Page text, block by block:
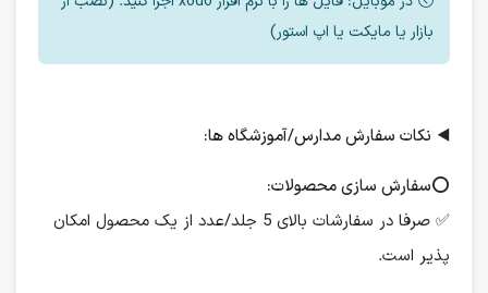
بازار یا مایکت یا اپ استور)
◀️ نکات سفارش مدارس/آموزشگاه ها:
⭕️سفارش سازی محصولات:
✅ صرفا در سفارشات بالای 5 جلد/عدد از یک محصول امکان
پذیر است.